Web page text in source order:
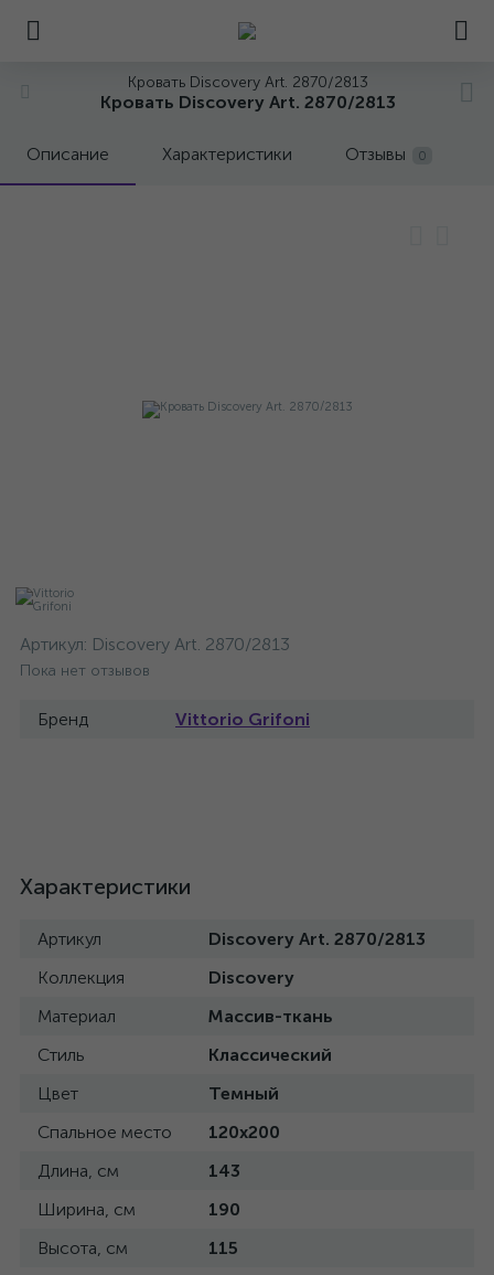
Кровать Discovery Art. 2870/2813
Кровать Discovery Art. 2870/2813
Описание Характеристики Отзывы 0
Артикул: Discovery Art. 2870/2813
Пока нет отзывов
Бренд Vittorio Grifoni
Характеристики
Артикул
Discovery Art. 2870/2813
Коллекция
Discovery
Материал
Массив-ткань
Стиль
Классический
Цвет
Темный
Спальное место
120x200
Длина, см
143
Ширина, см
190
Высота, см
115